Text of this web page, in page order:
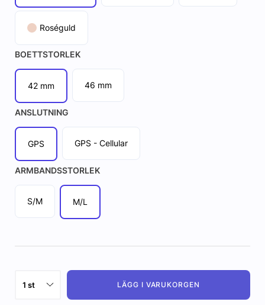
Roséguld
BOETTSTORLEK
42 mm 46 mm
ANSLUTNING
GPS GPS - Cellular
ARMBANDSSTORLEK
S/M M/L
LÄGG I VARUKORGEN